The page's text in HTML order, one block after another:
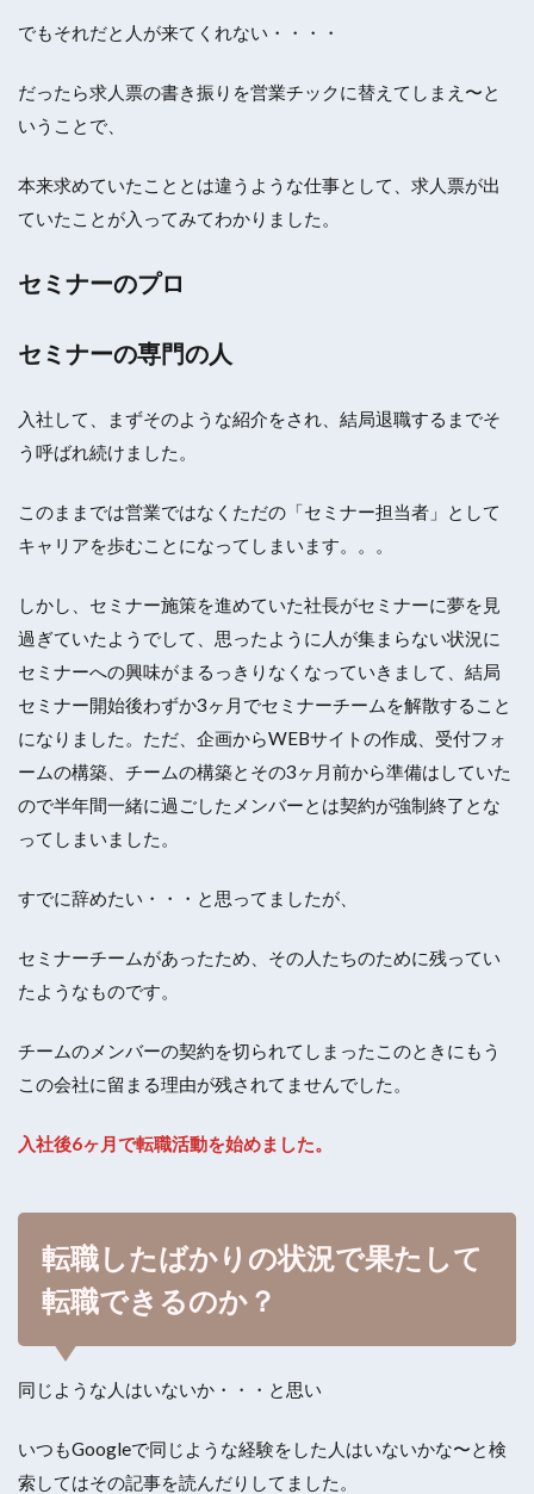
でもそれだと人が来てくれない・・・・
だったら求人票の書き振りを営業チックに替えてしまえ〜と
いうことで、
本来求めていたこととは違うような仕事として、求人票が出
ていたことが入ってみてわかりました。
セミナーのプロ
セミナーの専門の人
入社して、まずそのような紹介をされ、結局退職するまでそ
う呼ばれ続けました。
このままでは営業ではなくただの「セミナー担当者」として
キャリアを歩むことになってしまいます。。。
しかし、セミナー施策を進めていた社長がセミナーに夢を見
過ぎていたようでして、思ったように人が集まらない状況に
セミナーへの興味がまるっきりなくなっていきまして、結局
セミナー開始後わずか3ヶ月でセミナーチームを解散すること
になりました。ただ、企画からWEBサイトの作成、受付フォ
ームの構築、チームの構築とその3ヶ月前から準備はしていた
ので半年間一緒に過ごしたメンバーとは契約が強制終了とな
ってしまいました。
すでに辞めたい・・・と思ってましたが、
セミナーチームがあったため、その人たちのために残ってい
たようなものです。
チームのメンバーの契約を切られてしまったこのときにもう
この会社に留まる理由が残されてませんでした。
入社後6ヶ月で転職活動を始めました。
転職したばかりの状況で果たして
転職できるのか？
同じような人はいないか・・・と思い
いつもGoogleで同じような経験をした人はいないかな〜と検
索してはその記事を読んだりしてました。